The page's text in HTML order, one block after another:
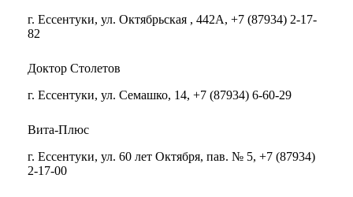
г. Ессентуки, ул. Октябрьская , 442А, +7 (87934) 2-17-
82
Доктор Столетов
г. Ессентуки, ул. Семашко, 14, +7 (87934) 6-60-29
Вита-Плюс
г. Ессентуки, ул. 60 лет Октября, пав. № 5, +7 (87934)
2-17-00